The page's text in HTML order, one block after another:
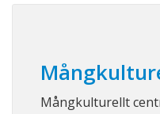
Mångkulturellt